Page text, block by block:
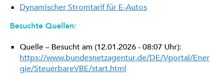
Dynamischer Stromtarif für E-Autos
Besuchte Quellen:
Quelle – Besucht am (12.01.2026 - 08:07 Uhr):
https://www.bundesnetzagentur.de/DE/Vportal/Ener
gie/SteuerbareVBE/start.html